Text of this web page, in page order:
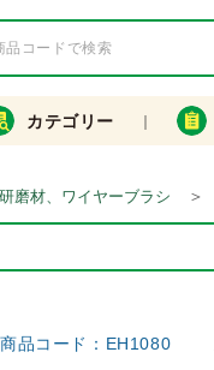
カテゴリー
磨材、ワイヤーブラシ ＞
商品コード： EH1080